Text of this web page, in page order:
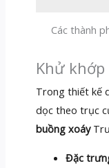
Các thành
Khử
Trong thiết kế
dọc theo trục
buồng xoáy
Đặc